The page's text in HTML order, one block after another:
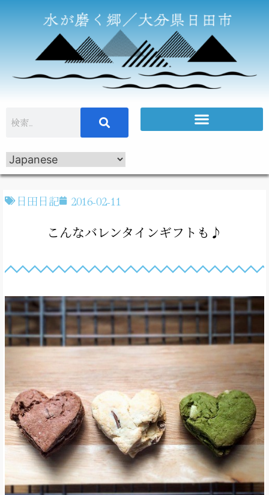
日田日記 2016-02-11
こんなバレンタインギフトも♪